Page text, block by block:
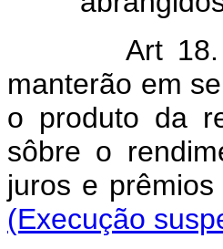
Art
manterão em
o produto da
sôbre o
juros e
(Execução